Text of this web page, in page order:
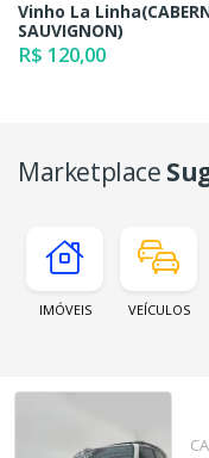
Vinho La
SAUVIGNON)
R$ 120,00
Marketplace
IMÓVEIS VEÍCULOS